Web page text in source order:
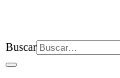
Buscar